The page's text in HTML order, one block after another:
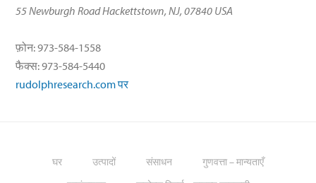
55 Newburgh Road Hackettstown, NJ, 07840 USA
फ़ोन: 973-584-1558
फैक्स: 973-584-5440
rudolphresearch.com पर
घर उत्पादों संसाधन
गुणवत्ता – मान्यताएँ